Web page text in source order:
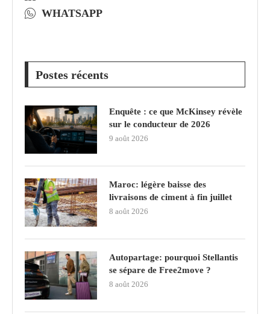
WHATSAPP
Postes récents
Enquête : ce que McKinsey révèle
sur le conducteur de 2026
9 août 2026
Maroc: légère baisse des
livraisons de ciment à fin juillet
8 août 2026
Autopartage: pourquoi Stellantis
se sépare de Free2move ?
8 août 2026